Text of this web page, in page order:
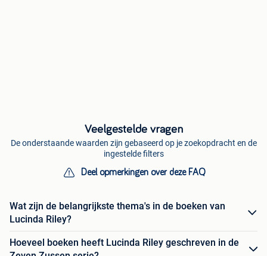
Veelgestelde vragen
De onderstaande waarden zijn gebaseerd op je zoekopdracht en de
ingestelde filters
Deel opmerkingen over deze FAQ
Wat zijn de belangrijkste thema's in de boeken van
Lucinda Riley?
Hoeveel boeken heeft Lucinda Riley geschreven in de